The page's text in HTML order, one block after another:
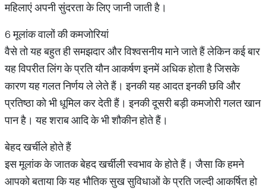
महिलाएं अपनी सुंदरता के लिए जानी जाती है।
6 मूलांक वालों की कमजोरियां
वैसे तो यह बहुत ही समझदार और विश्वसनीय माने जाते हैं लेकिन कई बार
यह विपरीत लिंग के प्रति यौन आकर्षण इनमें अधिक होता है जिसके
कारण यह गलत निर्णय ले लेते हैं। इनकी यह आदत इनकी छवि और
प्रतिष्ठा को भी धूमिल कर देती हैं। इनकी दूसरी बड़ी कमजोरी गलत खान
पान है। यह शराब आदि के भी शौकीन होते हैं।
बेहद खर्चीले होते हैं
इस मूलांक के जातक बेहद खर्चीली स्वभाव के होते हैं। जैसा कि हमने
आपको बताया कि यह भौतिक सुख सुविधाओं के प्रति जल्दी आकर्षित हो